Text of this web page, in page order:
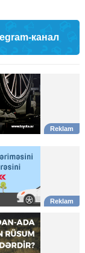
канал